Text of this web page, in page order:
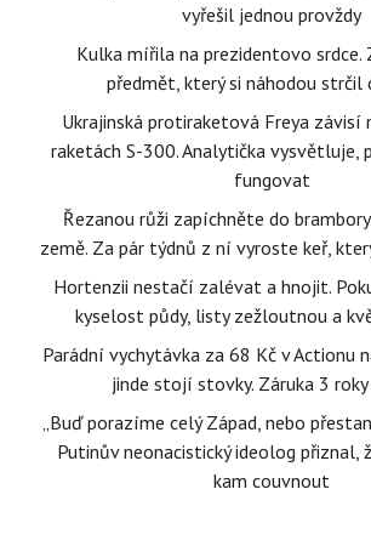
vyřešil jednou provždy
Kulka mířila na prezidentovo srdce.
předmět, který si náhodou strčil
Ukrajinská protiraketová Freya závisí
raketách S-300. Analytička vysvětluje,
fungovat
Řezanou růži zapíchněte do
země. Za pár týdnů z ní vyroste keř,
Hortenzii nestačí zalévat a hnojit.
kyselost půdy, listy zežloutnou a
Parádní vychytávka za 68 Kč v Actionu
jinde stojí stovky. Záruka 3
„Buď porazíme celý Západ, nebo
Putinův neonacistický ideolog přiznal,
kam couvnout